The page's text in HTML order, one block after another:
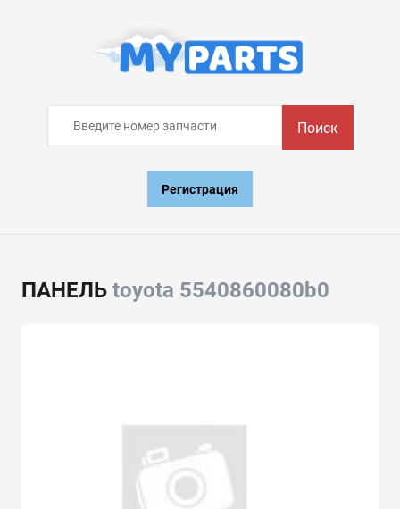
Поиск
Регистрация
ПАНЕЛЬ toyota 5540860080b0